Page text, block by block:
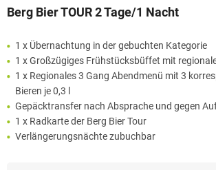
Berg Bier TOUR 2 Tage/1 Nacht
1 x Übernachtung in der gebuchten Kategorie
1 x Großzügiges Frühstücksbüffet mit
1 x Regionales 3 Gang Abendmenü mit 3
Bieren je 0,3 l
Gepäcktransfer nach Absprache und gegen
1 x Radkarte der Berg Bier Tour
Verlängerungsnächte zubuchbar